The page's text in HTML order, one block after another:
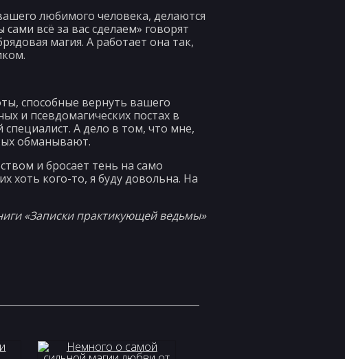
любимого человека, делаются
всё за вас сделаем» говорят
магия. А работает она так,
способные вернуть вашего
и псевдомагических постах в
А дело в том, что мне,
обманывают.
и бросает тень на само
хоть кого-то, я буду довольна. На
«Записки практикующей ведьмы»